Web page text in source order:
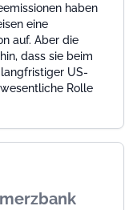
haben
eine
auf. Aber die
dass sie beim
US-
Rolle